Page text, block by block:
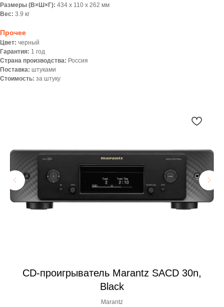
Размеры (В×Ш×Г): 434 x 110 x 262 мм
Вес: 3.9 кг
Прочее
Цвет: черный
Гарантия: 1 год
Страна производства: Россия
Поставка: штуками
Стоимость: за штуку
CD-проигрыватель Marantz SACD 30n,
Black
Marantz